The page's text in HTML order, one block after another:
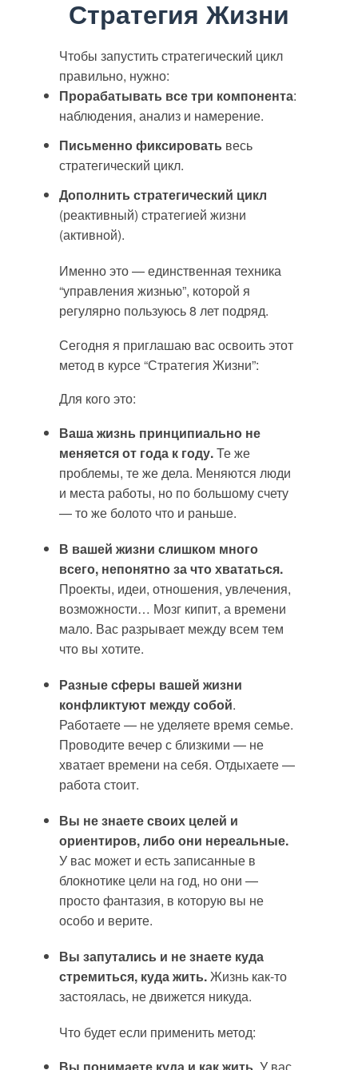
Стратегия Жизни
Чтобы запустить стратегический цикл
правильно, нужно:
Прорабатывать все три компонента:
наблюдения, анализ и намерение.
Письменно фиксировать весь
стратегический цикл.
Дополнить стратегический цикл
(реактивный) стратегией жизни
(активной).
Именно это — единственная техника
“управления жизнью”, которой я
регулярно пользуюсь 8 лет подряд.
Сегодня я приглашаю вас освоить этот
метод в курсе “Стратегия Жизни”:
Для кого это:
Ваша жизнь принципиально не
меняется от года к году.Те же
проблемы, те же дела. Меняются люди
и места работы, но по большому счету
— то же болото что и раньше.
В вашей жизни слишком много
всего, непонятно за что хвататься.
Проекты, идеи, отношения, увлечения,
возможности… Мозг кипит, а времени
мало. Вас разрывает между всем тем
что вы хотите.
Разные сферы вашей жизни
конфликтуют между собой.
Работаете — не уделяете время семье.
Проводите вечер с близкими — не
хватает времени на себя. Отдыхаете —
работа стоит.
Вы не знаете своих целей и
ориентиров, либо они нереальные.
У вас может и есть записанные в
блокнотике цели на год, но они —
просто фантазия, в которую вы не
особо и верите.
Вы запутались и не знаете куда
стремиться, куда жить.Жизнь как-то
застоялась, не движется никуда.
Что будет если применить метод:
Вы понимаете куда и как жить . У вас